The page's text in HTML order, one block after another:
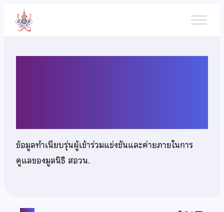
เนื้อหา
ข้อมูลทำเนียบรุ่นผู้เข้าร่วมแข่งขันและค่ายภายในการ
ดูแลของมูลนิธิ สอวน.